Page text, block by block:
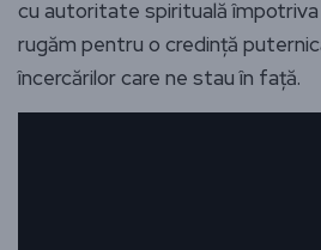
cu autoritate spirituală împotriva
rugăm pentru o credință
încercărilor care ne stau în față.